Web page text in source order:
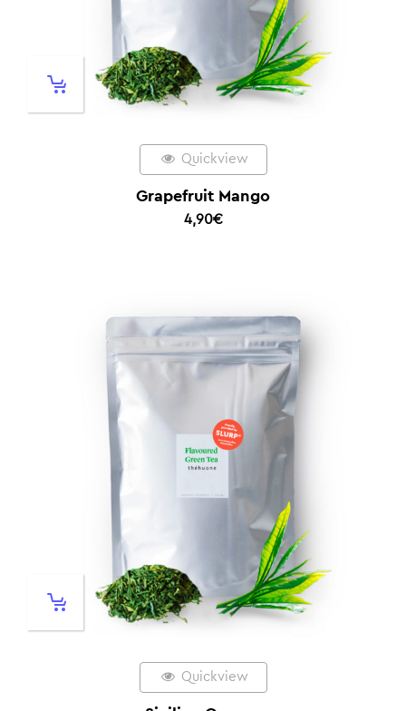
Quickview
Grapefruit Mango
4,90€
Quickview